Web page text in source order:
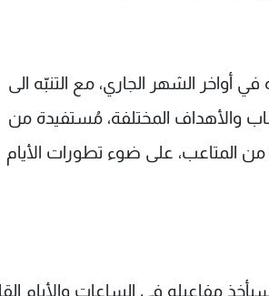
أواخر الشهر الجاري، مع التنبّه الى
والأهداف المختلفة، مُستفيدة من
من المتاعب، على ضوء تطورات الأيام
مفاعيله في الساعات والأيام